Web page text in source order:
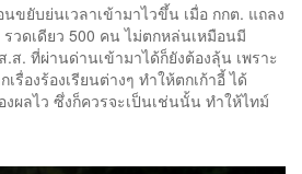
ขยับย่นเวลาเข้ามาไวขึ้น เมื่อ กกต. แถลง
รวดเดียว 500 คน ไม่ตกหล่นเหมือนมี
. ที่ผ่านด่านเข้ามาได้ก็ยังต้องลุ้น เพราะ
เรื่องร้องเรียนต่างๆ ทำให้ตกเก้าอี้ ได้
ผลไว ซึ่งก็ควรจะเป็นเช่นนั้น ทำให้ไทม์